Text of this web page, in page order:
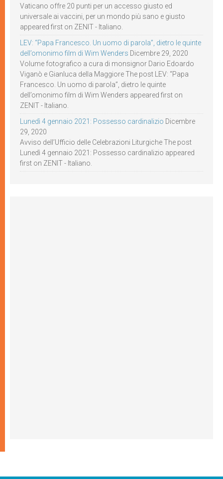
Vaticano offre 20 punti per un accesso giusto ed
universale ai vaccini, per un mondo più sano e giusto
appeared first on ZENIT - Italiano.
LEV: “Papa Francesco. Un uomo di parola”, dietro le quinte
dell’omonimo film di Wim Wenders Dicembre 29, 2020
Volume fotografico a cura di monsignor Dario Edoardo
Viganò e Gianluca della Maggiore The post LEV: “Papa
Francesco. Un uomo di parola”, dietro le quinte
dell’omonimo film di Wim Wenders appeared first on
ZENIT - Italiano.
Lunedì 4 gennaio 2021: Possesso cardinalizio Dicembre
29, 2020
Avviso dell’Ufficio delle Celebrazioni Liturgiche The post
Lunedì 4 gennaio 2021: Possesso cardinalizio appeared
first on ZENIT - Italiano.